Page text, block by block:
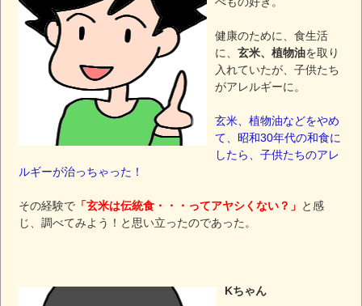
健康のために、食生活
に、玄米、植物油を取り
入れていたが、子供たち
がアレルギーに。
玄米、植物油などをやめ
て、昭和30年代の和食に
したら、子供たちのアレ
ルギーが治っちゃった！
その経験で 「玄米は伝統食・・・ってアヤシくない？」 と感
じ、調べてみよう！と思い立ったのであった。
Kちゃん